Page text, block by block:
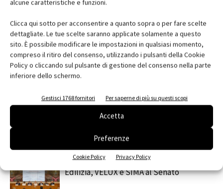
alcune caratteristiche e funzioni.
Clicca qui sotto per acconsentire a quanto sopra o per fare scelte
dettagliate. Le tue scelte saranno applicate solamente a questo
sito. È possibile modificare le impostazioni in qualsiasi momento,
compreso il ritiro del consenso, utilizzando i pulsanti della Cookie
Policy o cliccando sul pulsante di gestione del consenso nella parte
inferiore dello schermo.
Gestisci 1768 fornitori Per saperne di più su questi scopi
Accetta
Preferenze
Cookie Policy Privacy Policy
Facebook Twitter
RELATED ARTICLES MORE FROM AUTHOR
Saint-Gobain Architecture Student
ARCHITECT@WORK Milano 2026
Edilizia, VELUX e SIMA al Senato